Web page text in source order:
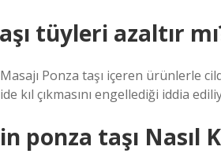
tüyleri azaltır
Ponza taşı içeren ürünlerle
kıl çıkmasını engellediği iddia
ponza taşı Nasıl